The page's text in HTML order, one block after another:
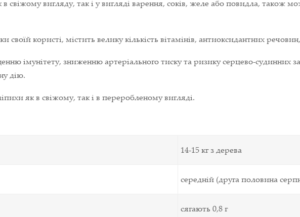
свіжому вигляду, так і у вигляді варення, соків, желе або повидла, також
своїй користі, містить велику кількість вітамінів, антиоксидантних
імунітету, зниженню артеріального тиску та ризику серцево-судинних
дію.
як в свіжому, так і в переробленому вигляді.
14-15 кг з дерева
середній (друга половина
сягають 0,8 г